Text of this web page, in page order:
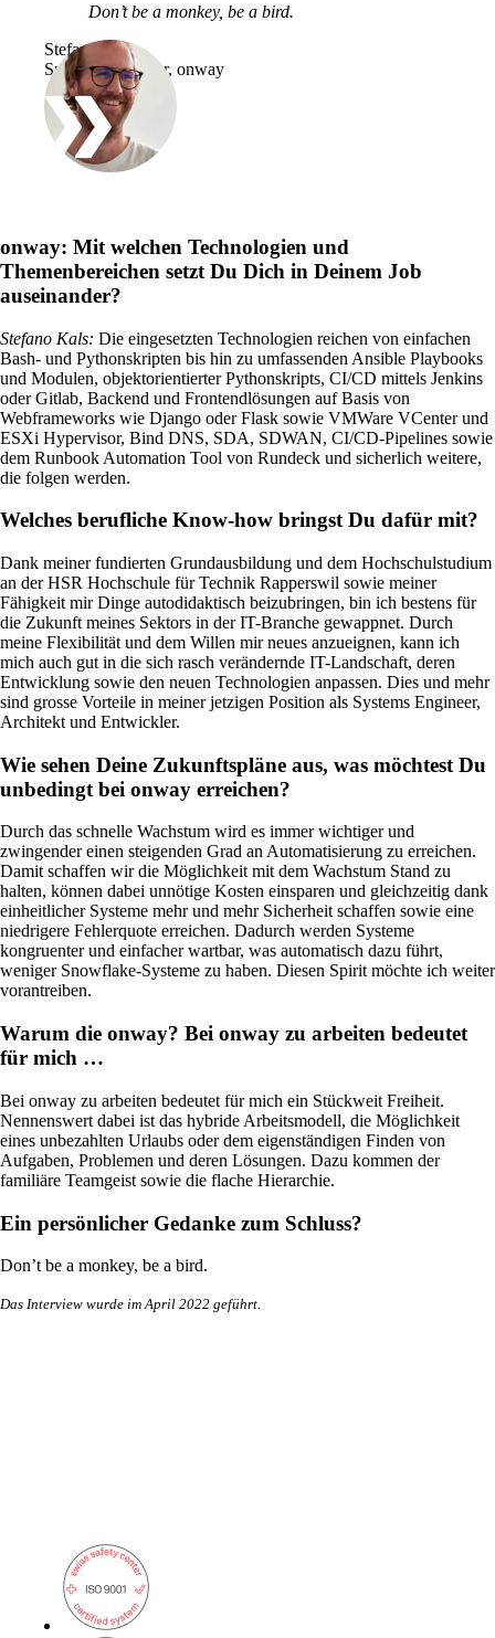
Sicherheit
WLAN
Netzwerk
Services/Netzwerk
Network Engineering
Netzwerk-Automatisierung
Mehr freie Kapazität dank der
Automatisierung von repetitiven Netzwerk-
Arbeitsprozessen.
Helpdesk & Network Operation Centers
(NOC)
Massgeschneiderte und modulare
Dienstleistungspakete, um Ihre ICT-
Infrastruktur optimal zu betreuen.
Cisco-Produkteinkauf
Ruckus-Produkteinkauf
Produkte
Entdecken Sie unser vielfältiges Router-
Angebot.
Detaillierte Network Access Control und
Monitoring in einem.
Don’t be a monkey, be a bird.
Stefano Kals
Systems Engineer, onway
onway: Mit welchen Technologien und
Themenbereichen setzt Du Dich in Deinem Job
auseinander?
Stefano Kals: Die eingesetzten Technologien reichen von einfachen
Bash- und Pythonskripten bis hin zu umfassenden Ansible Playbooks
und Modulen, objektorientierter Pythonskripts, CI/CD mittels Jenkins
oder Gitlab, Backend und Frontendlösungen auf Basis von
Webframeworks wie Django oder Flask sowie VMWare VCenter und
ESXi Hypervisor, Bind DNS, SDA, SDWAN, CI/CD-Pipelines sowie
dem Runbook Automation Tool von Rundeck und sicherlich weitere,
die folgen werden.
Welches berufliche Know-how bringst Du dafür mit?
Dank meiner fundierten Grundausbildung und dem Hochschulstudium
an der HSR Hochschule für Technik Rapperswil sowie meiner
Fähigkeit mir Dinge autodidaktisch beizubringen, bin ich bestens für
die Zukunft meines Sektors in der IT-Branche gewappnet. Durch
meine Flexibilität und dem Willen mir neues anzueignen, kann ich
mich auch gut in die sich rasch verändernde IT-Landschaft, deren
Entwicklung sowie den neuen Technologien anpassen. Dies und mehr
sind grosse Vorteile in meiner jetzigen Position als Systems Engineer,
Architekt und Entwickler.
Wie sehen Deine Zukunftspläne aus, was möchtest Du
unbedingt bei onway erreichen?
Durch das schnelle Wachstum wird es immer wichtiger und
zwingender einen steigenden Grad an Automatisierung zu erreichen.
Damit schaffen wir die Möglichkeit mit dem Wachstum Stand zu
halten, können dabei unnötige Kosten einsparen und gleichzeitig dank
einheitlicher Systeme mehr und mehr Sicherheit schaffen sowie eine
niedrigere Fehlerquote erreichen. Dadurch werden Systeme
kongruenter und einfacher wartbar, was automatisch dazu führt,
weniger Snowflake-Systeme zu haben. Diesen Spirit möchte ich weiter
vorantreiben.
Warum die onway? Bei onway zu arbeiten bedeutet
für mich …
Bei onway zu arbeiten bedeutet für mich ein Stückweit Freiheit.
Nennenswert dabei ist das hybride Arbeitsmodell, die Möglichkeit
eines unbezahlten Urlaubs oder dem eigenständigen Finden von
Aufgaben, Problemen und deren Lösungen. Dazu kommen der
familiäre Teamgeist sowie die flache Hierarchie.
Ein persönlicher Gedanke zum Schluss?
Don’t be a monkey, be a bird.
Das Interview wurde im April 2022 geführt.